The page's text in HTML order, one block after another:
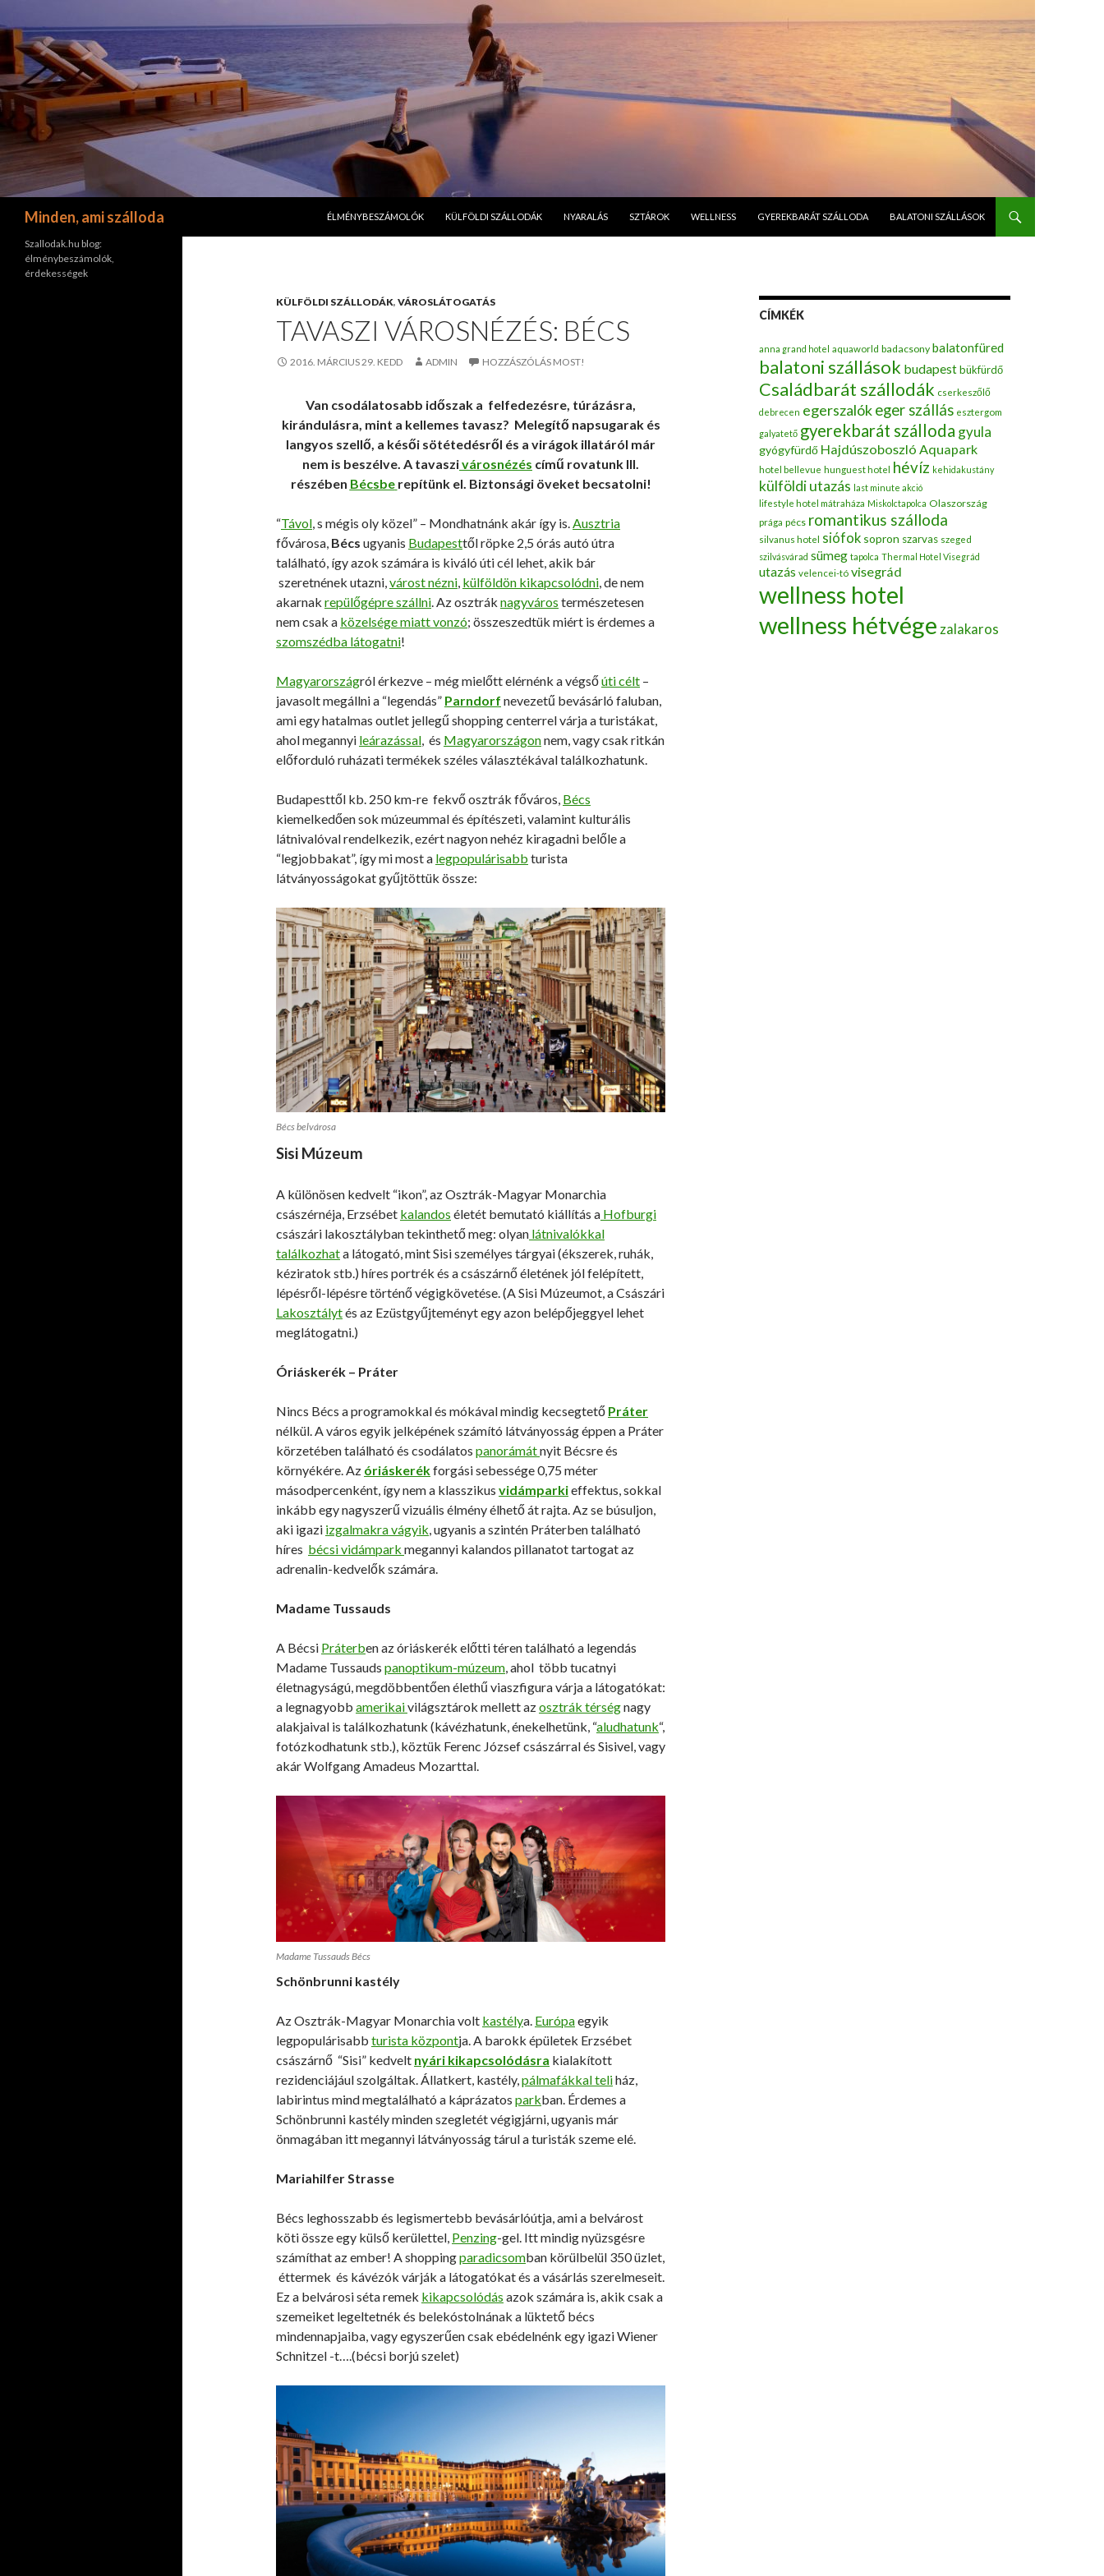
Minden, ami szálloda
ÉLMÉNYBESZÁMOLÓK
KÜLFÖLDI SZÁLLODÁK NYARALÁS SZTÁROK WELLNESS GYEREKBARÁT SZÁLLODA BALATONI SZÁLLÁSOK
KÜLFÖLDI SZÁLLODÁK, VÁROSLÁTOGATÁS
TAVASZI VÁROSNÉZÉS: BÉCS
2016. MÁRCIUS 29. KEDD ADMIN HOZZÁSZÓLÁS MOST!
Van csodálatosabb időszak a felfedezésre, túrázásra,
kirándulásra, mint a kellemes tavasz? Melegítő napsugarak és
langyos szellő, a késői sötétedésről és a virágok illatáról már
nem is beszélve. A tavaszivárosnézés című rovatunk III.
részében Bécsbe repítünk el. Biztonsági öveket becsatolni!
“Távol, s mégis oly közel” – Mondhatnánk akár így is.Ausztria
fővárosa, Bécs ugyanis Budapesttől röpke 2,5 órás autó útra
található, így azok számára is kiváló úti cél lehet, akik bár
szeretnének utazni,várost nézni, külföldön kikapcsolódni, de nem
akarnak repülőgépre szállni. Az osztrák nagyváros természetesen
nem csak a közelsége miatt vonzó; összeszedtük miért is érdemes a
szomszédba látogatni!
Magyarországról érkezve – még mielőtt elérnénk a végsőúti célt –
javasolt megállni a “legendás” Parndorf nevezetű bevásárló faluban,
ami egy hatalmas outlet jellegű shopping centerrel várja a turistákat,
ahol megannyi leárazással, és Magyarországonnem, vagy csak ritkán
előforduló ruházati termékek széles választékával találkozhatunk.
Budapesttől kb. 250 km-re fekvő osztrák főváros, Bécs
kiemelkedően sok múzeummal és építészeti, valamint kulturális
látnivalóval rendelkezik, ezért nagyon nehéz kiragadni belőle a
“legjobbakat”, így mi most a legpopulárisabb turista
látványosságokat gyűjtöttük össze:
Bécs belvárosa
Sisi Múzeum
A különösen kedvelt “ikon”, az Osztrák-Magyar Monarchia
császérnéja, Erzsébet kalandos életét bemutató kiállítás a Hofburgi
császári lakosztályban tekinthető meg: olyan látnivalókkal
találkozhata látogató, mint Sisi személyes tárgyai (ékszerek, ruhák,
kéziratok stb.) híres portrék és a császárnő életének jól felépített,
lépésről-lépésre történő végigkövetése. (A Sisi Múzeumot, a Császári
Lakosztálytés az Ezüstgyűjteményt egy azon belépőjeggyel lehet
meglátogatni.)
Óriáskerék – Práter
Nincs Bécs a programokkal és mókával mindig kecsegtető Práter
nélkül. A város egyik jelképének számító látványosság éppen a Práter
körzetében található és csodálatos panorámátnyit Bécsre és
környékére. Az óriáskerékforgási sebessége 0,75 méter
másodpercenként, így nem a klasszikus vidámparkieffektus, sokkal
inkább egy nagyszerű vizuális élmény élhető át rajta. Az se búsuljon,
aki igazi izgalmakra vágyik, ugyanis a szintén Práterben található
híres bécsi vidámpark megannyi kalandos pillanatot tartogat az
adrenalin-kedvelők számára.
Madame Tussauds
A Bécsi Práterben az óriáskerék előtti téren található a legendás
Madame Tussauds panoptikum-múzeum, ahol több tucatnyi
életnagyságú, megdöbbentően élethű viaszfigura várja a látogatókat:
a legnagyobb amerikaivilágsztárok mellett azosztrák térségnagy
alakjaival is találkozhatunk (kávézhatunk, énekelhetünk, “aludhatunk“,
fotózkodhatunk stb.), köztük Ferenc József császárral és Sisivel, vagy
akár Wolfgang Amadeus Mozarttal.
Madame Tussauds Bécs
Schönbrunni kastély
Az Osztrák-Magyar Monarchia volt kastélya. Európaegyik
legpopulárisabb turista központja. A barokk épületek Erzsébet
császárnő “Sisi” kedvelt nyári kikapcsolódásra kialakított
rezidenciájául szolgáltak. Állatkert, kastély, pálmafákkal teliház,
labirintus mind megtalálható a káprázatos parkban. Érdemes a
Schönbrunni kastély minden szegletét végigjárni, ugyanis már
önmagában itt megannyi látványosság tárul a turisták szeme elé.
Mariahilfer Strasse
Bécs leghosszabb és legismertebb bevásárlóútja, ami a belvárost
köti össze egy külső kerülettel, Penzing-gel. Itt mindig nyüzsgésre
számíthat az ember! A shoppingparadicsomban körülbelül 350 üzlet,
éttermek és kávézók várják a látogatókat és a vásárlás szerelmeseit.
Ez a belvárosi séta remek kikapcsolódás azok számára is, akik csak a
szemeiket legeltetnék és belekóstolnának a lüktető bécs
mindennapjaiba, vagy egyszerűen csak ebédelnénk egy igazi Wiener
Schnitzel -t….(bécsi borjú szelet)
CÍMKÉK
anna grand hotel aquaworld badacsony balatonfüred
balatoni szállások budapestbükfürdő
Családbarát szállodák cserkeszőlő
debrecen egerszalókeger szállás esztergom
galyatető gyerekbarát szálloda gyula
gyógyfürdő Hajdúszoboszló Aquapark
hotel bellevue hunguest hotel hévíz kehidakustány
külföldi utazás last minute akció
lifestyle hotel mátraháza Miskolctapolca Olaszország
prága pécs romantikus szálloda
silvanus hotel siófok sopron szarvas szeged
szilvásvárad sümeg tapolca Thermal Hotel Visegrád
utazás velencei-tó visegrád
wellness hotel
wellness hétvége zalakaros
Szallodak.hu blog:
élménybeszámolók,
érdekességek